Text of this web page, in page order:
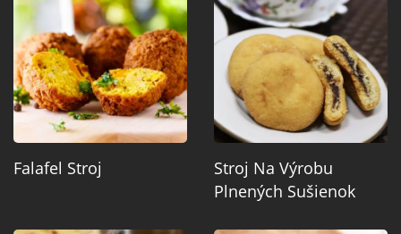
Falafel Stroj
Stroj Na Výrobu
Plnených Sušienok